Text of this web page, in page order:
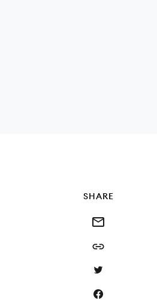
SHARE
Share this via
Share this link
Share this via
Share this on